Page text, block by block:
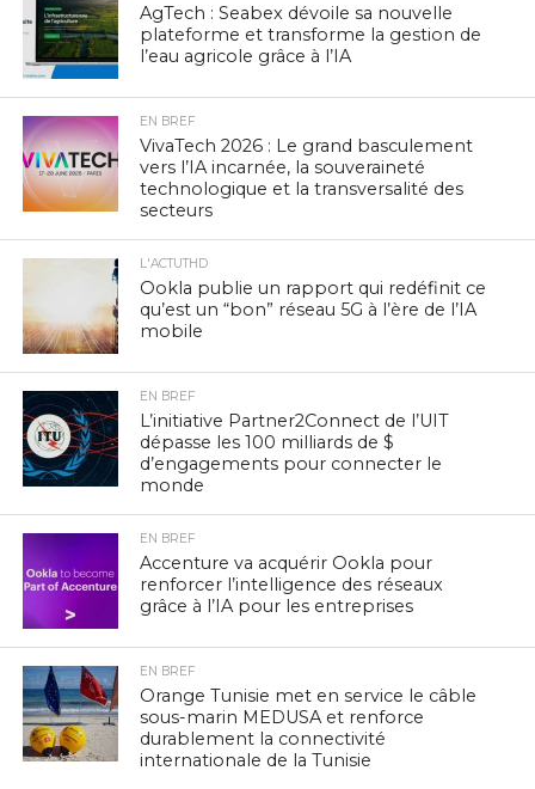
AgTech : Seabex dévoile sa nouvelle
plateforme et transforme la gestion de
l’eau agricole grâce à l’IA
EN BREF
VivaTech 2026 : Le grand basculement
vers l’IA incarnée, la souveraineté
technologique et la transversalité des
secteurs
L'ACTUTHD
Ookla publie un rapport qui redéfinit ce
qu’est un “bon” réseau 5G à l’ère de l’IA
mobile
EN BREF
L’initiative Partner2Connect de l’UIT
dépasse les 100 milliards de $
d’engagements pour connecter le
monde
EN BREF
Accenture va acquérir Ookla pour
renforcer l’intelligence des réseaux
grâce à l’IA pour les entreprises
EN BREF
Orange Tunisie met en service le câble
sous-marin MEDUSA et renforce
durablement la connectivité
internationale de la Tunisie